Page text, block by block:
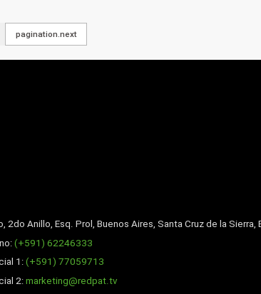
pagination.next
2do Anillo, Esq. Prol, Buenos Aires, Santa Cruz de la Sierra,
(+591) 62246333
1:(+591) 77059713
2:marketing@redpat.tv